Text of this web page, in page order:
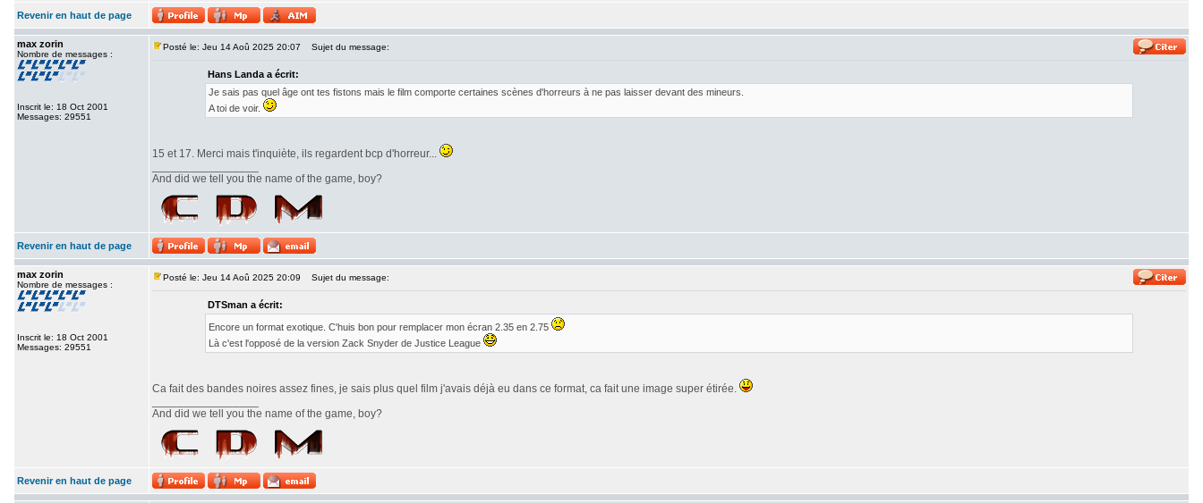
Revenir en haut de page
max zorin
Nombre de messages :
Inscrit le: 18 Oct 2001
Messages: 29551
Posté le: Jeu 14 Aoû 2025 20:07 Sujet du message:
Hans Landa a écrit:
Je sais pas quel âge ont tes fistons mais le film comporte certaines scènes d'horreurs à ne pas laisser devant des mineurs.
A toi de voir.
15 et 17. Merci mais t'inquiète, ils regardent bcp d'horreur...
And did we tell you the name of the game, boy?
Revenir en haut de page
max zorin
Nombre de messages :
Inscrit le: 18 Oct 2001
Messages: 29551
Posté le: Jeu 14 Aoû 2025 20:09 Sujet du message:
DTSman a écrit:
Encore un format exotique. C'huis bon pour remplacer mon écran 2.35 en 2.75
Là c'est l'opposé de la version Zack Snyder de Justice League
Ca fait des bandes noires assez fines, je sais plus quel film j'avais déjà eu dans ce format, ca fait une image super étirée.
And did we tell you the name of the game, boy?
Revenir en haut de page